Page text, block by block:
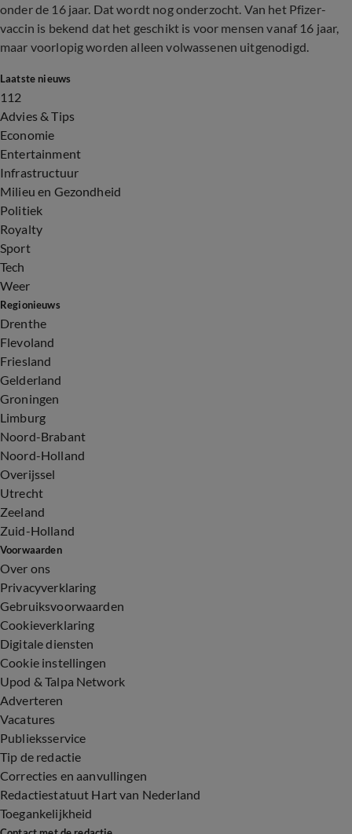
onder de 16 jaar. Dat wordt nog onderzocht. Van het Pfizer-
vaccin is bekend dat het geschikt is voor mensen vanaf 16 jaar,
maar voorlopig worden alleen volwassenen uitgenodigd.
Laatste nieuws
112
Advies & Tips
Economie
Entertainment
Infrastructuur
Milieu en Gezondheid
Politiek
Royalty
Sport
Tech
Weer
Regionieuws
Drenthe
Flevoland
Friesland
Gelderland
Groningen
Limburg
Noord-Brabant
Noord-Holland
Overijssel
Utrecht
Zeeland
Zuid-Holland
Voorwaarden
Over ons
Privacyverklaring
Gebruiksvoorwaarden
Cookieverklaring
Digitale diensten
Cookie instellingen
Upod & Talpa Network
Adverteren
Vacatures
Publieksservice
Tip de redactie
Correcties en aanvullingen
Redactiestatuut Hart van Nederland
Toegankelijkheid